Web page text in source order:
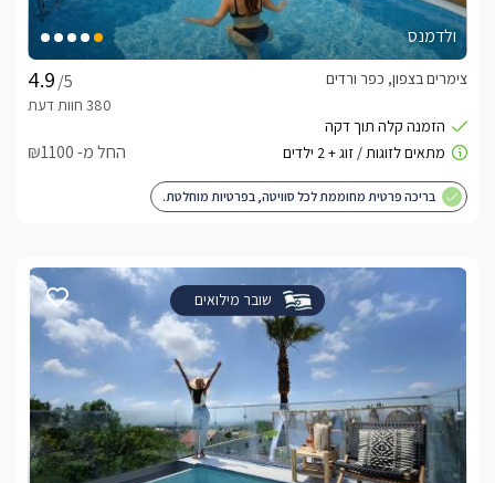
ולדמנס
/5
צימרים בצפון, כפר ורדים
החל מ- ₪1100
בריכה פרטית מחוממת לכל סוויטה, בפרטיות מוחלטת.
שובר מילואים